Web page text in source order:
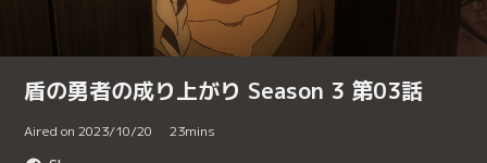
盾の勇者の成り上がり Season 3 第03話
Aired on 2023/10/20 23mins